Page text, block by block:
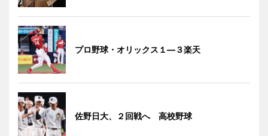
プロ野球・オリックス１―３楽天
佐野日大、２回戦へ 高校野球